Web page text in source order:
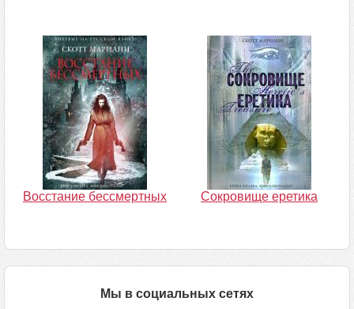
Восстание бессмертных Сокровище еретика
Мы в социальных сетях